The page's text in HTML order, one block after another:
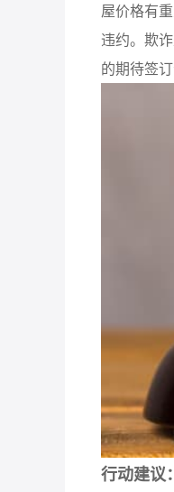
屋价格有
违约。欺
的期待签
行动建议：